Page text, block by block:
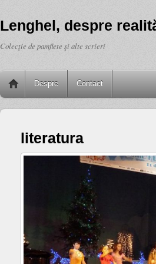
Lenghel, despre
Colecţie de pamflete şi alte scrieri
Despre Contact
literatura